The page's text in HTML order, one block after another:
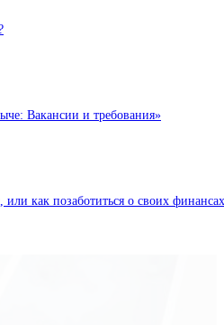
Вакансии и требования»
как позаботиться о своих финансах